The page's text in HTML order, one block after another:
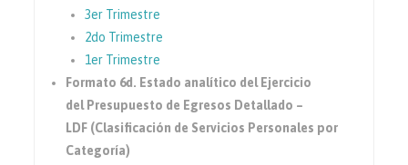
3er Trimestre
2do Trimestre
1er Trimestre
Formato 6d. Estado analítico del Ejercicio
del Presupuesto de Egresos Detallado –
LDF (Clasificación de Servicios Personales por
Categoría)